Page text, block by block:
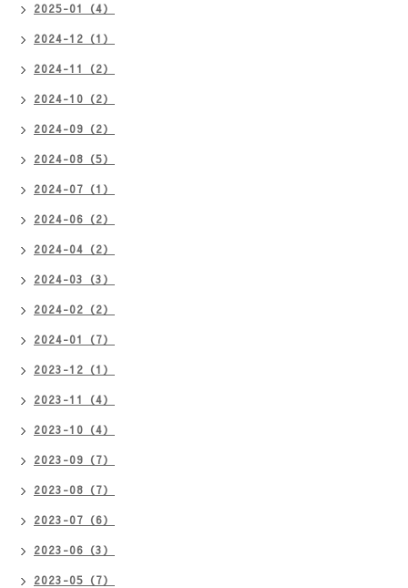
2025-01（4）
2024-12（1）
2024-11（2）
2024-10（2）
2024-09（2）
2024-08（5）
2024-07（1）
2024-06（2）
2024-04（2）
2024-03（3）
2024-02（2）
2024-01（7）
2023-12（1）
2023-11（4）
2023-10（4）
2023-09（7）
2023-08（7）
2023-07（6）
2023-06（3）
2023-05（7）